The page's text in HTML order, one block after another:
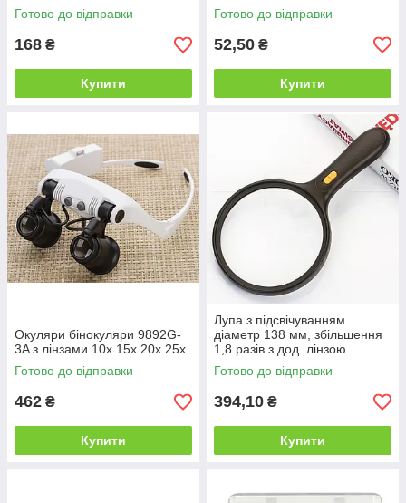
Готово до відправки
168 ₴
Купити
Готово до відправки
52,50 ₴
Купити
Окуляри бінокуляри 9892G-
3A з лінзами 10x 15x 20x 25x
Готово до відправки
462 ₴
Купити
Лупа з підсвічуванням
діаметр 138 мм, збільшення
1,8 разів з дод. лінзою
діаметр 25 мм збільшення 5
разів
Готово до відправки
394,10 ₴
Купити